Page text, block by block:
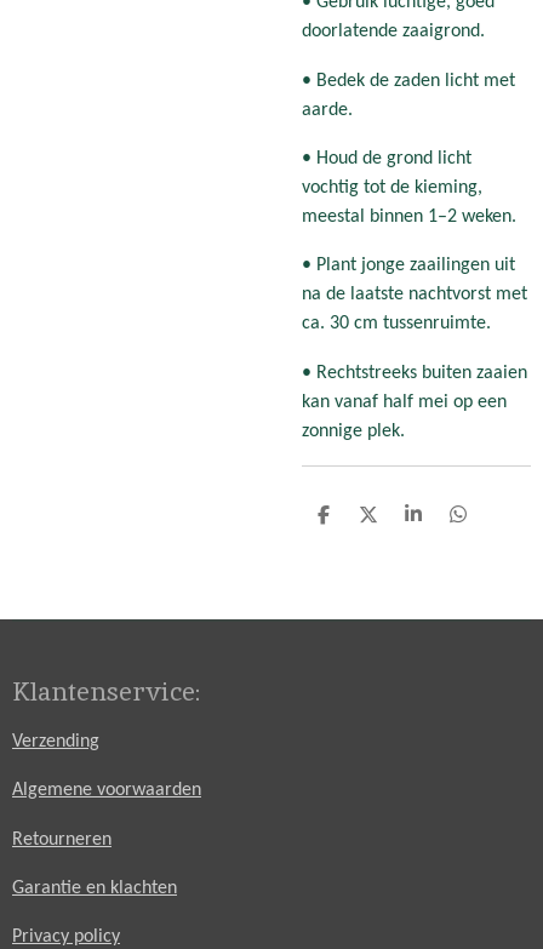
doorlatende zaaigrond.
• Bedek de zaden licht met
aarde.
• Houd de grond licht
vochtig tot de kieming,
meestal binnen 1–2 weken.
• Plant jonge zaailingen uit
na de laatste nachtvorst met
ca. 30 cm tussenruimte.
• Rechtstreeks buiten zaaien
kan vanaf half mei op een
zonnige plek.
D
D
S
D
Klantenservice:
Verzending
Algemene voorwaarden
Retourneren
Garantie en klachten
Privacy policy